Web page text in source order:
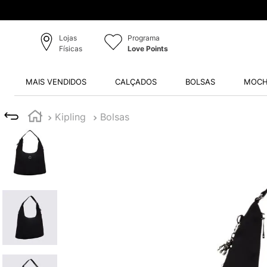
Lojas
Físicas
Programa
Love Points
MAIS VENDIDOS CALÇADOS BOLSAS
Kipling Bolsas